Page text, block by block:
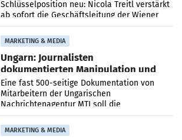
Schlüsselposition neu: Nicola Treitl verstärkt
ab sofort die Geschäftsleitung der Wiener
PR-Agentur an der Seite von Josef Kalina und
Anna Kalina-Mahr.
MARKETING & MEDIA
Ungarn: Journalisten
dokumentierten Manipulation und
Zensur
Eine fast 500-seitige Dokumentation von
Mitarbeitern der Ungarischen
Nachrichtenagentur MTI soll die
systematische Nachrichten-Manipulation und
Zensur bei der Agentur während der Zeit
MARKETING & MEDIA